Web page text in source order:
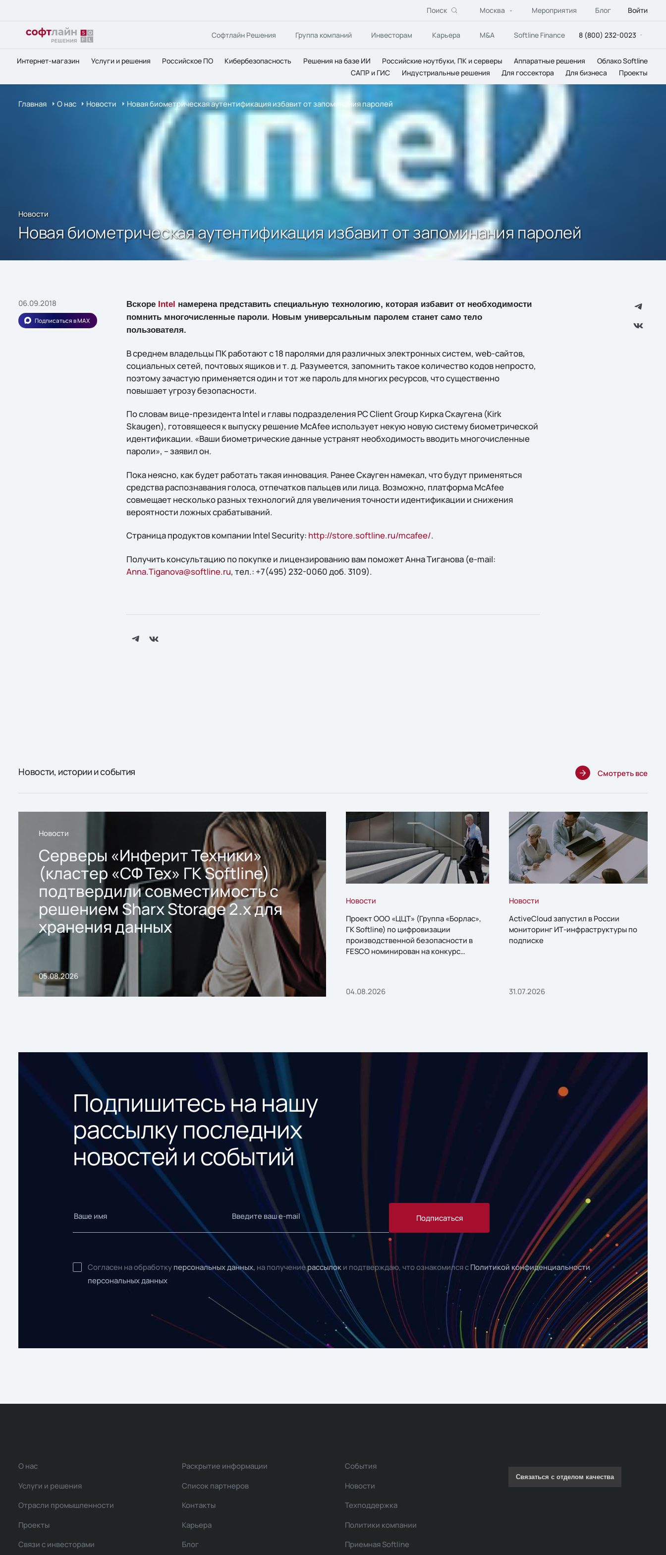
Поиск Москва Мероприятия Блог Войти
Софтлайн Решения Группа компаний Инвесторам Карьера M&A Softline Finance 8 (800) 232-0023
Интернет-магазин Услуги и решения Российское ПО Кибербезопасность Решения на базе ИИ Российские ноутбуки, ПК и серверы Аппаратные решения
Облако Softline
САПР и ГИС
Индустриальные решения Для госсектора Для бизнеса Проекты
Главная О нас Новости Новая биометрическая аутентификация избавит от запоминания паролей
Новости
Новая биометрическая аутентификация избавит от запоминания паролей
06.09.2018
Подписаться в MAX
Вскоре Intel намерена представить специальную технологию, которая избавит от необходимости
помнить многочисленные пароли. Новым универсальным паролем станет само тело
пользователя.
В среднем владельцы ПК работают с 18 паролями для различных электронных систем, web-сайтов,
социальных сетей, почтовых ящиков и т. д. Разумеется, запомнить такое количество кодов непросто,
поэтому зачастую применяется один и тот же пароль для многих ресурсов, что существенно
повышает угрозу безопасности.
По словам вице-президента Intel и главы подразделения PC Client Group Кирка Скаугена (Kirk
Skaugen), готовящееся к выпуску решение McAfee использует некую новую систему биометрической
идентификации. «Ваши биометрические данные устранят необходимость вводить многочисленные
пароли», – заявил он.
Пока неясно, как будет работать такая инновация. Ранее Скауген намекал, что будут применяться
средства распознавания голоса, отпечатков пальцев или лица. Возможно, платформа McAfee
совмещает несколько разных технологий для увеличения точности идентификации и снижения
вероятности ложных срабатываний.
Страница продуктов компании Intel Security: http://store.softline.ru/mcafee/.
Получить консультацию по покупке и лицензированию вам поможет Анна Тиганова (e-mail:
Anna.Tiganova@softline.ru, тел.: +7(495) 232-0060 доб. 3109).
Новости, истории и события Смотреть все
Новости
Серверы «Инферит Техники»
(кластер «СФ Тех» ГК Softline)
подтвердили совместимость с
решением Sharx Storage 2.x для
хранения данных
05.08.2026
Новости
Проект ООО «ЦЦТ» (Группа «Борлас»,
ГК Softline) по цифровизации
производственной безопасности в
FESCO номинирован на конкурс
04.08.2026
Новости
ActiveCloud запустил в России
мониторинг ИТ-инфраструктуры по
подписке
31.07.2026
Подпишитесь на нашу
рассылку последних
новостей и событий
Подписаться
Согласен на обработку персональных данных, на получениерассылок и подтверждаю, что ознакомился с Политикой конфиденциальности
персональных данных
О нас
Услуги и решения
Отрасли промышленности
Проекты
Связи с инвесторами
Раскрытие информации
Список партнеров
Контакты
Карьера
Блог
События
Новости
Техподдержка
Политики компании
Приемная Softline
Связаться с отделом качества